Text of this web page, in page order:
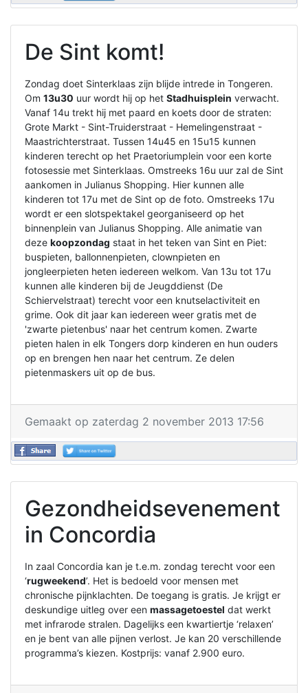
De Sint komt!
Zondag doet Sinterklaas zijn blijde intrede in Tongeren.
Om 13u30 uur wordt hij op het Stadhuisplein verwacht.
Vanaf 14u trekt hij met paard en koets door de straten:
Grote Markt - Sint-Truiderstraat - Hemelingenstraat -
Maastrichterstraat. Tussen 14u45 en 15u15 kunnen
kinderen terecht op het Praetoriumplein voor een korte
fotosessie met Sinterklaas. Omstreeks 16u uur zal de Sint
aankomen in Julianus Shopping. Hier kunnen alle
kinderen tot 17u met de Sint op de foto. Omstreeks 17u
wordt er een slotspektakel georganiseerd op het
binnenplein van Julianus Shopping. Alle animatie van
deze koopzondag staat in het teken van Sint en Piet:
buspieten, ballonnenpieten, clownpieten en
jongleerpieten heten iedereen welkom. Van 13u tot 17u
kunnen alle kinderen bij de Jeugddienst (De
Schiervelstraat) terecht voor een knutselactiviteit en
grime. Ook dit jaar kan iedereen weer gratis met de
'zwarte pietenbus' naar het centrum komen. Zwarte
pieten halen in elk Tongers dorp kinderen en hun ouders
op en brengen hen naar het centrum. Ze delen
pietenmaskers uit op de bus.
Gemaakt op zaterdag 2 november 2013 17:56
Gezondheidsevenement
in Concordia
In zaal Concordia kan je t.e.m. zondag terecht voor een
‘rugweekend’. Het is bedoeld voor mensen met
chronische pijnklachten. De toegang is gratis. Je krijgt er
deskundige uitleg over een massagetoestel dat werkt
met infrarode stralen. Dagelijks een kwartiertje ‘relaxen’
en je bent van alle pijnen verlost. Je kan 20 verschillende
programma’s kiezen. Kostprijs: vanaf 2.900 euro.